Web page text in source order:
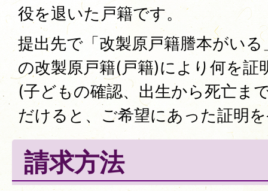
役を退いた戸籍です。
提出先で「改製原戸籍謄本がい
の改製原戸籍(戸籍)により何を証
(子どもの確認、出生から死亡ま
だけると、ご希望にあった証明
請求方法